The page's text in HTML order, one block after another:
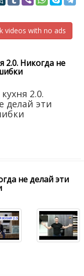
videos with no ads
2.0. Никогда не
2.0.
делай эти
не делай эти